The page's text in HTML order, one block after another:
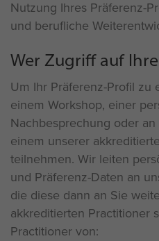
Nutzung Ihres Präferenz-
und berufliche
Wer Zugriff auf
Um Ihr Präferenz-Profil zu
einem Workshop, einer
Nachbesprechung oder
einem unserer
teilnehmen. Wir leiten
und Präferenz-Daten an
die diese dann an Sie
akkreditierten Practitioner
Practitioner von: